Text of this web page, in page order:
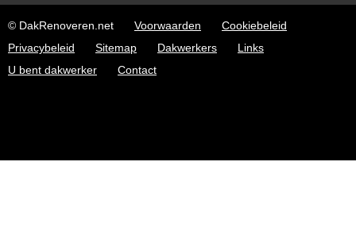
© DakRenoveren.net Voorwaarden
Cookiebeleid
Privacybeleid
Sitemap Dakwerkers
Links
U bent dakwerker
Contact